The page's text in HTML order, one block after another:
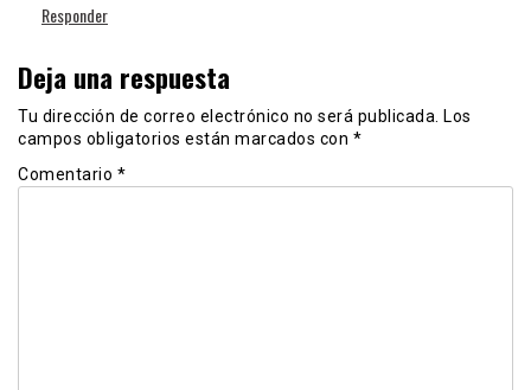
Responder
Deja una respuesta
Tu dirección de correo electrónico no será publicada.
Los
campos obligatorios están marcados con *
Comentario *